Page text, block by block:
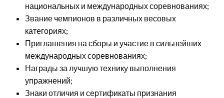
национальных и международных соревнованиях;
Звание чемпионов в различных весовых
категориях;
Приглашения на сборы и участие в сильнейших
международных соревнованиях;
Награды за лучшую технику выполнения
упражнений;
Знаки отличия и сертификаты признания